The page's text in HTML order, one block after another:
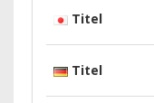
Titel
Titel